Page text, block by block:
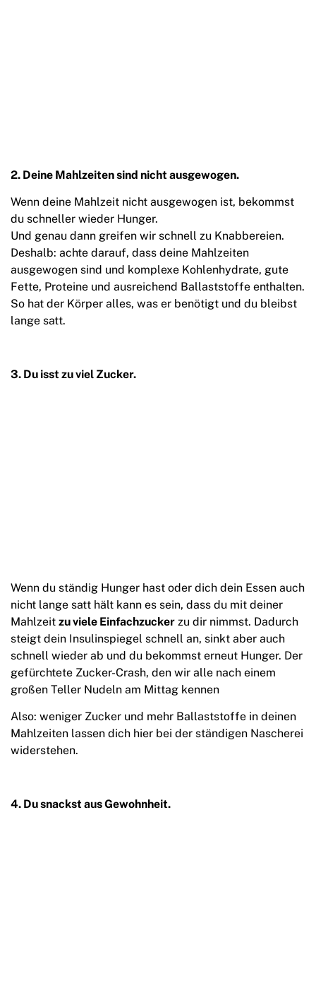
2. Deine Mahlzeiten sind nicht ausgewogen.
Wenn deine Mahlzeit nicht ausgewogen ist, bekommst
du schneller wieder Hunger.
Und genau dann greifen wir schnell zu Knabbereien.
Deshalb: achte darauf, dass deine Mahlzeiten
ausgewogen sind und komplexe Kohlenhydrate, gute
Fette, Proteine und ausreichend Ballaststoffe enthalten.
So hat der Körper alles, was er benötigt und du bleibst
lange satt.
3. Du isst zu viel Zucker.
Wenn du ständig Hunger hast oder dich dein Essen auch
nicht lange satt hält kann es sein, dass du mit deiner
Mahlzeit zu viele Einfachzucker zu dir nimmst. Dadurch
steigt dein Insulinspiegel schnell an, sinkt aber auch
schnell wieder ab und du bekommst erneut Hunger. Der
gefürchtete Zucker-Crash, den wir alle nach einem
großen Teller Nudeln am Mittag kennen
Also: weniger Zucker und mehr Ballaststoffe in deinen
Mahlzeiten lassen dich hier bei der ständigen Nascherei
widerstehen.
4. Du snackst aus Gewohnheit.